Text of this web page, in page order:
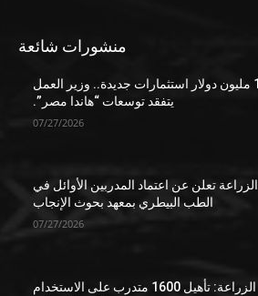
منشورات شائعة
100 مليون دولار استثمارات جديدة.. وزير العمل
يتفقد توسعات “هاندا مصر”.
07/27/2026
الزراعة تعلن عن اعتماد المدربين الأوائل في
الطب البيطري بمعهد بحوث الإنجاب
07/27/2026
الزراعة: تأهيل 1600 متدرب على الاستخدام